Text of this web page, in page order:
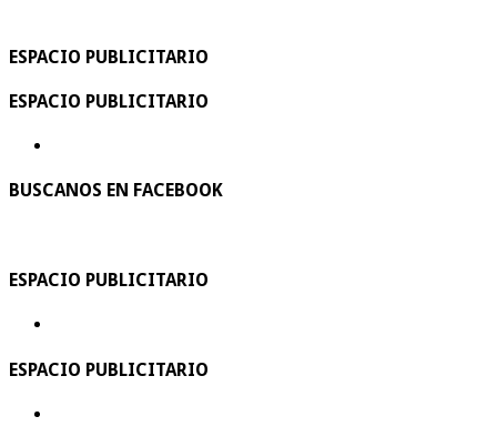
ESPACIO PUBLICITARIO
ESPACIO PUBLICITARIO
BUSCANOS EN FACEBOOK
ESPACIO PUBLICITARIO
ESPACIO PUBLICITARIO